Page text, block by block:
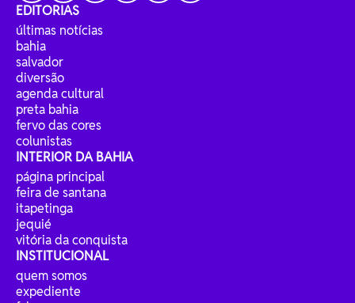
EDITORIAS
últimas notícias
bahia
salvador
diversão
agenda cultural
preta bahia
fervo das cores
colunistas
INTERIOR DA BAHIA
página principal
feira de santana
itapetinga
jequié
vitória da conquista
INSTITUCIONAL
quem somos
expediente